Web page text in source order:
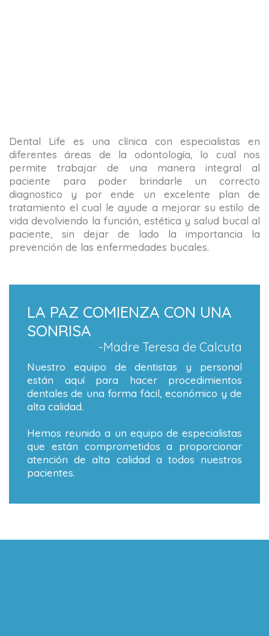
Dental Life es una clínica con especialistas en
diferentes áreas de la odontología, lo cual nos
permite trabajar de una manera integral al
paciente para poder brindarle un correcto
diagnostico y por ende un excelente plan de
tratamiento el cual le ayude a mejorar su estilo de
vida devolviendo la función, estética y salud bucal al
paciente, sin dejar de lado la importancia la
prevención de las enfermedades bucales.
LA PAZ COMIENZA CON UNA
SONRISA
-Madre Teresa de Calcuta
Nuestro equipo de dentistas y personal
están aquí para hacer procedimientos
dentales de una forma fácil, económico y de
alta calidad.
Hemos reunido a un equipo de especialistas
que están comprometidos a proporcionar
atención de alta calidad a todos nuestros
pacientes.